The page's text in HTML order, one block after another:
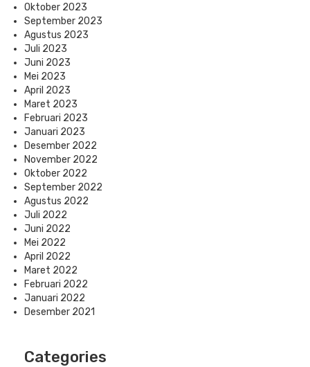
Oktober 2023
September 2023
Agustus 2023
Juli 2023
Juni 2023
Mei 2023
April 2023
Maret 2023
Februari 2023
Januari 2023
Desember 2022
November 2022
Oktober 2022
September 2022
Agustus 2022
Juli 2022
Juni 2022
Mei 2022
April 2022
Maret 2022
Februari 2022
Januari 2022
Desember 2021
Categories